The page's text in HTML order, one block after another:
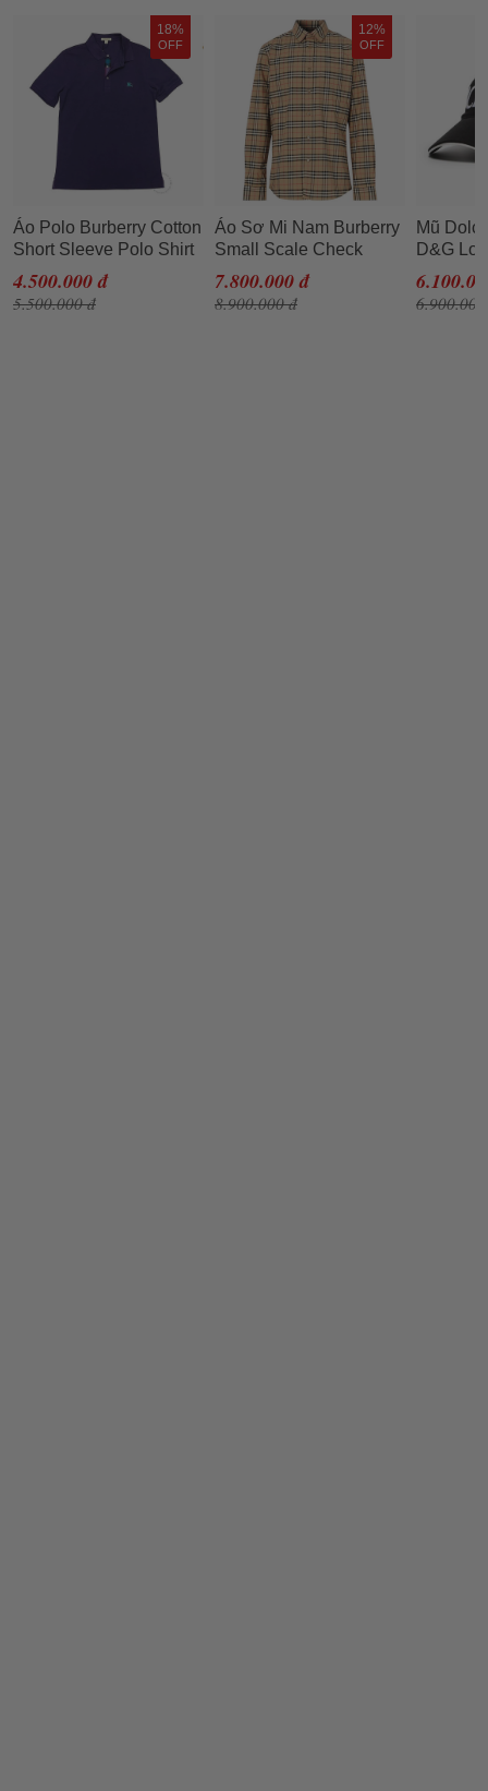
18%
OFF
Áo Polo Burberry Cotton
Short Sleeve Polo Shirt
Màu Tím
4.500.000 đ
5.500.000 đ
12%
OFF
Áo Sơ Mi Nam Burberry
Small Scale Check
Stretch Cotton Shirt
8020966 Màu Nâu Nhạt
Size XS
7.800.000 đ
8.900.000 đ
Mũ
D&G
Đen